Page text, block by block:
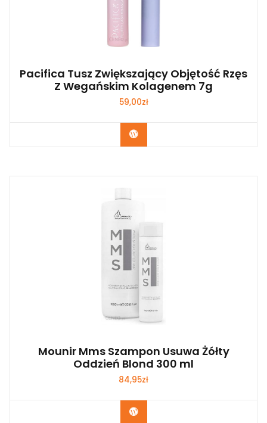
Pacifica Tusz Zwiększający Objętość Rzęs
Z Wegańskim Kolagenem 7g
59,00zł
Zobacz
Mounir Mms Szampon Usuwa Żółty
Oddzień Blond 300 ml
84,95zł
Zobacz